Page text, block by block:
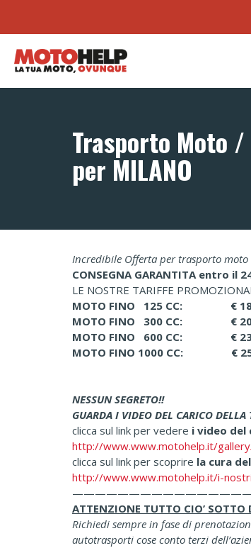
Trasporto Moto /
per MILANO
Incredibile Offerta per trasporto moto
CONSEGNA GARANTITA entro il
LE NOSTRE TARIFFE
MOTO FINO 125 CC: €
MOTO FINO 300 CC: €
MOTO FINO 600 CC: €
MOTO FINO 1000 CC: €
NESSUN SEGRETO!!
GUARDA I VIDEO DEL CARICO
clicca sul link per vedere i video del
http://www.www.motohelp.it/
clicca sul link per scoprire la cura
http://www.www.motohelp.it/i-
ATTENZIONE TUTTO CIO’ SOTTO
Richiedi sempre in fase di
autotrasporti cose conto terzi